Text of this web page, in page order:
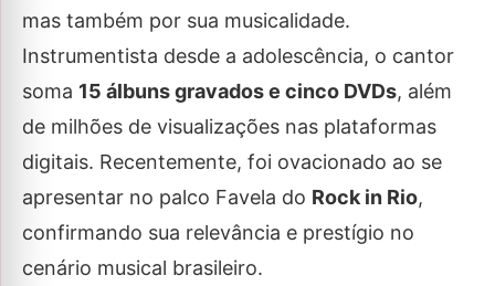
mas também por sua musicalidade.
Instrumentista desde a adolescência, o cantor
soma 15 álbuns gravados e cinco DVDs, além
de milhões de visualizações nas plataformas
digitais. Recentemente, foi ovacionado ao se
apresentar no palco Favela do Rock in Rio,
confirmando sua relevância e prestígio no
cenário musical brasileiro.